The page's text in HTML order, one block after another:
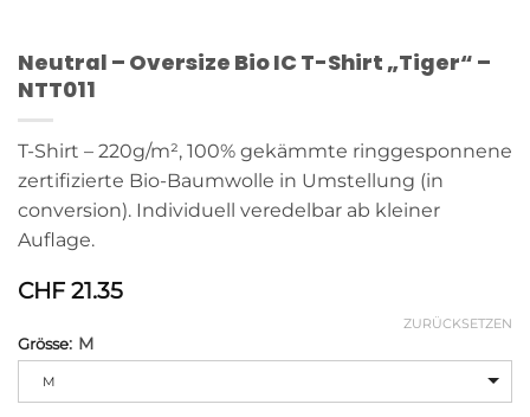
Neutral – Oversize Bio IC T-Shirt „Tiger“ –
NTT011
T-Shirt – 220g/m², 100% gekämmte ringgesponnene
zertifizierte Bio-Baumwolle in Umstellung (in
conversion). Individuell veredelbar ab kleiner
Auflage.
CHF 21.35
Grösse: M
M
ZURÜCKSETZEN
Alternative: